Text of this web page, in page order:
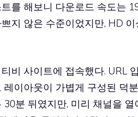
를 해보니 다운로드 속도는
지 않은 수준이었지만, HD
비 사이트에 접속했다. URL
레이아웃이 가볍게 구성된 덕
30분 뒤였지만, 미리 채널을